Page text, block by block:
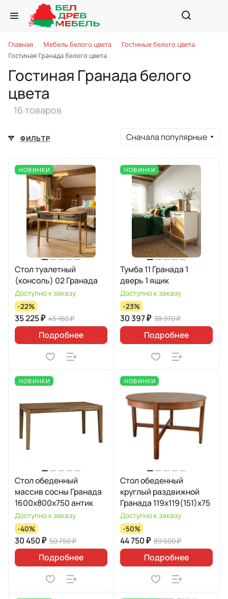
Главная Мебель белого цвета
Гостиные белого цвета
Гостиная Гранада белого цвета
Гостиная Гранада белого
цвета
16 товаров
ФИЛЬТР Сначала популярные
НОВИНКИ
Стол туалетный
(консоль) 02 Гранада
Доступно к заказу
-22%
35 225 ₽ 45 160 ₽
Подробнее
НОВИНКИ
Тумба 11 Гранада 1
дверь 1 ящик
Доступно к заказу
-23%
30 397 ₽ 38 970 ₽
Подробнее
НОВИНКИ
Стол обеденный
массив сосны Гранада
1600х800х750 антик
Доступно к заказу
-40%
30 450 ₽ 50 750 ₽
Подробнее
НОВИНКИ
Стол обеденный
круглый раздвижной
Гранада 119х119(151)х75
Доступно к заказу
-50%
44 750 ₽ 89 500 ₽
Подробнее